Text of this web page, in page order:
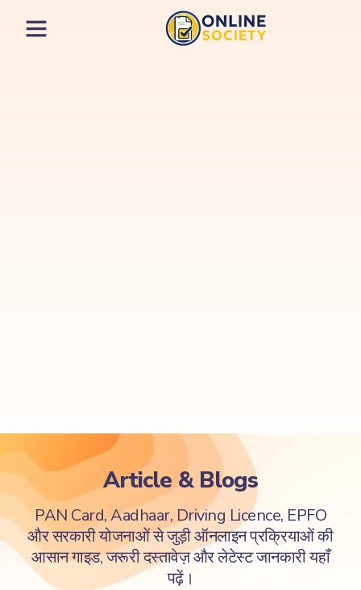
Article & Blogs
PAN Card, Aadhaar, Driving Licence, EPFO
और सरकारी योजनाओं से जुड़ी ऑनलाइन प्रक्रियाओं की
आसान गाइड, जरूरी दस्तावेज़ और लेटेस्ट जानकारी यहाँ
पढ़ें।